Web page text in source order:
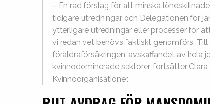
– En rad förslag för att minska
tidigare utredningar och Delegationen för
ytterligare utredningar eller processer för
vi redan vet behövs faktiskt genomförs.
föräldraförsäkringen, avskaffandet av hela
kvinnodominerade sektorer, fortsätter
Kvinnoorganisationer.